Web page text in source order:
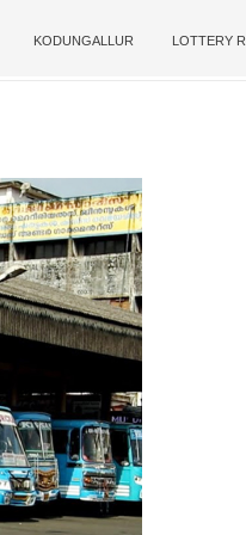
KODUNGALLUR LOTTERY